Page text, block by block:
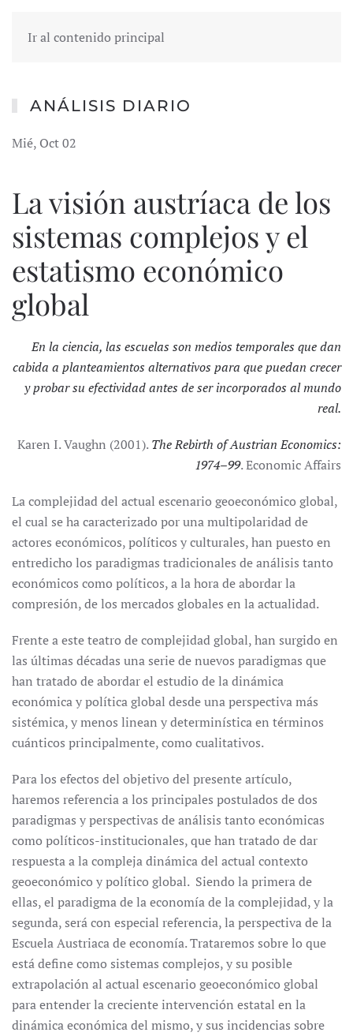
Ir al contenido principal
ANÁLISIS DIARIO
Mié, Oct 02
La visión austríaca de los
sistemas complejos y el
estatismo económico
global
En la ciencia, las escuelas son medios temporales que dan
cabida a planteamientos alternativos para que puedan crecer
y probar su efectividad antes de ser incorporados al mundo
real.
Karen I. Vaughn (2001).The Rebirth of Austrian Economics:
1974–99. Economic Affairs
La complejidad del actual escenario geoeconómico global,
el cual se ha caracterizado por una multipolaridad de
actores económicos, políticos y culturales, han puesto en
entredicho los paradigmas tradicionales de análisis tanto
económicos como políticos, a la hora de abordar la
compresión, de los mercados globales en la actualidad.
Frente a este teatro de complejidad global, han surgido en
las últimas décadas una serie de nuevos paradigmas que
han tratado de abordar el estudio de la dinámica
económica y política global desde una perspectiva más
sistémica, y menos linean y determinística en términos
cuánticos principalmente, como cualitativos.
Para los efectos del objetivo del presente artículo,
haremos referencia a los principales postulados de dos
paradigmas y perspectivas de análisis tanto económicas
como políticos-institucionales, que han tratado de dar
respuesta a la compleja dinámica del actual contexto
geoeconómico y político global. Siendo la primera de
ellas, el paradigma de la economía de la complejidad, y la
segunda, será con especial referencia, la perspectiva de la
Escuela Austriaca de economía. Trataremos sobre lo que
está define como sistemas complejos, y su posible
extrapolación al actual escenario geoeconómico global
para entender la creciente intervención estatal en la
dinámica económica del mismo, y sus incidencias sobre